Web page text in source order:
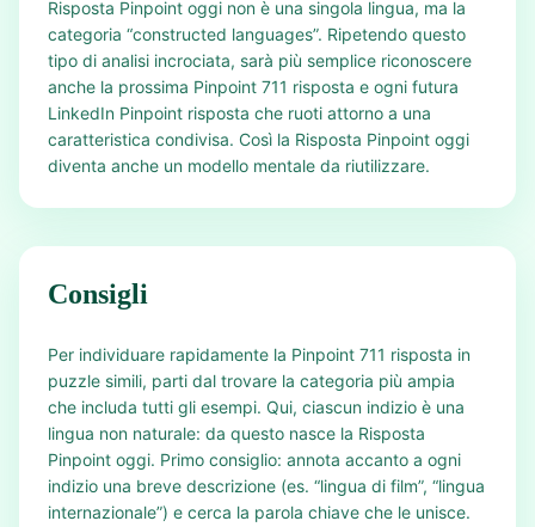
Risposta Pinpoint oggi non è una singola lingua, ma la
categoria “constructed languages”. Ripetendo questo
tipo di analisi incrociata, sarà più semplice riconoscere
anche la prossima Pinpoint 711 risposta e ogni futura
LinkedIn Pinpoint risposta che ruoti attorno a una
caratteristica condivisa. Così la Risposta Pinpoint oggi
diventa anche un modello mentale da riutilizzare.
Consigli
Per individuare rapidamente la Pinpoint 711 risposta in
puzzle simili, parti dal trovare la categoria più ampia
che includa tutti gli esempi. Qui, ciascun indizio è una
lingua non naturale: da questo nasce la Risposta
Pinpoint oggi. Primo consiglio: annota accanto a ogni
indizio una breve descrizione (es. “lingua di film”, “lingua
internazionale”) e cerca la parola chiave che le unisce.